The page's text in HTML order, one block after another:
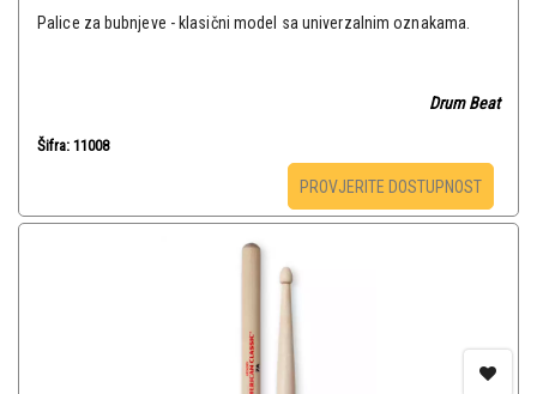
Palice za bubnjeve - klasični model sa univerzalnim oznakama.
Drum Beat
Šifra: 11008
PROVJERITE DOSTUPNOST